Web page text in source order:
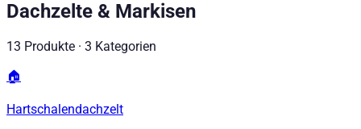
Dachzelte & Markisen
13 Produkte · 3 Kategorien
🏠
Hartschalendachzelt